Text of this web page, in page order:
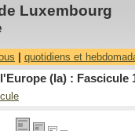
Luxembourg
quotidiens et
(la) : Fascicule